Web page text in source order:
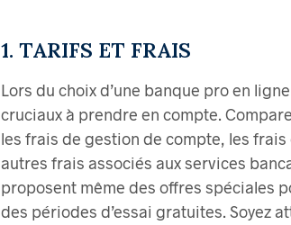
1. TARIFS ET FRAIS
Lors du choix d’une banque pro en
cruciaux à prendre en compte.
les frais de gestion de compte, les
autres frais associés aux services
proposent même des offres spéciales
des périodes d’essai gratuites. Soyez